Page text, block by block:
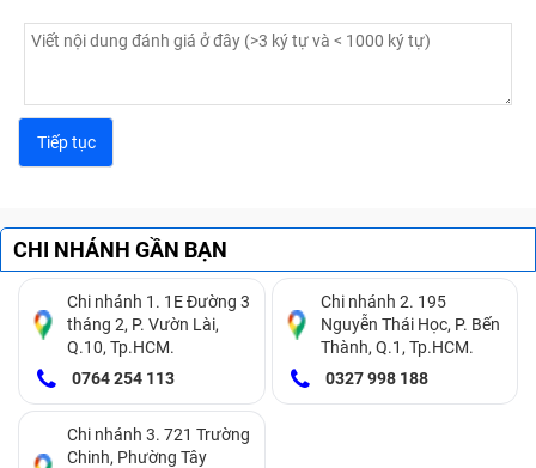
CHI NHÁNH GẦN BẠN
Chi nhánh 1. 1E Đường 3
tháng 2, P. Vườn Lài,
Q.10, Tp.HCM.
0764 254 113
Chi nhánh 2. 195
Nguyễn Thái Học, P. Bến
Thành, Q.1, Tp.HCM.
0327 998 188
Chi nhánh 3. 721 Trường
Chinh, Phường Tây